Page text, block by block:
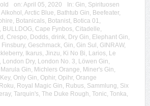
on: April 05, 2020 In: Gin Spirituosen
Alkohol Arctic Blue Bathtub Gin Beefeater,
Botanicals, Botanist, Botica 01
BULLDOG, Cape Fynbos, Citadelle
Crespo Dodds, drink, Dry Gin Elephant Gin
Finsbury, Geschmack, Gin Gin Sul GINRAW,
, Ikarus, Jinzu Ki No Bi Larios, Le
London Dry, London No. 3 Löwen Gin
Marula Gin Michlers Orange Miner's Gin
, Only Gin Ophir, Opihr, Orange
Roku Royal Magic Gin Rubus, Sammlung Six
, Tarquin's, The Duke Rough Tonic, Tonka